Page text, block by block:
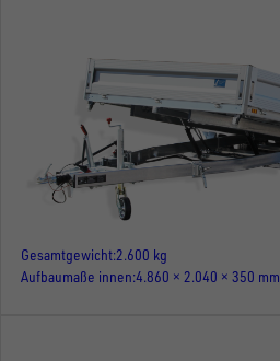
Gesamtgewicht 2.600 kg
Aufbaumaße innen 4.860 × 2.040 × 350 mm